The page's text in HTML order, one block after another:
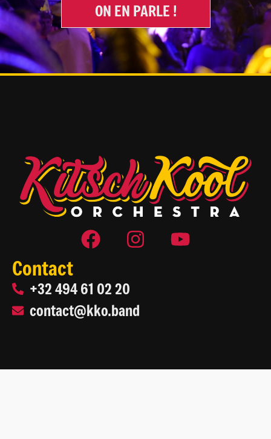
ON EN PARLE !
Contact
+32 494 61 02 20
contact@kko.band